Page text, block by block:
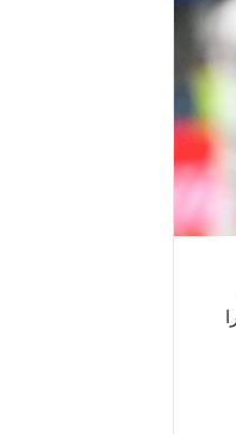
2026، معتبرا